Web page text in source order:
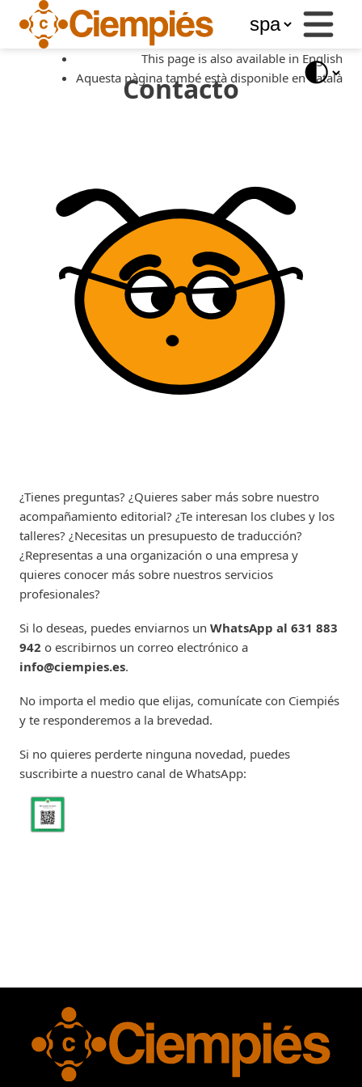
Services
Libros
del
Ciempiés
This page is also available in English
Aquesta pàgina també està disponible en Català
Contacto
¿Tienes preguntas? ¿Quieres saber más sobre nuestro
acompañamiento editorial? ¿Te interesan los clubes y los
talleres? ¿Necesitas un presupuesto de traducción?
¿Representas a una organización o una empresa y
quieres conocer más sobre nuestros servicios
profesionales?
Si lo deseas, puedes enviarnos un WhatsApp al 631 883
942 o escribirnos un correo electrónico a
info@ciempies.es.
No importa el medio que elijas, comunícate con Ciempiés
y te responderemos a la brevedad.
Si no quieres perderte ninguna novedad, puedes
suscribirte a nuestro canal de WhatsApp: